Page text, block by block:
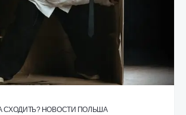
СХОДИТЬ? НОВОСТИ ПОЛЬША